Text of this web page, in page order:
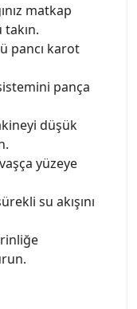
matkap
pancı karot
pança
düşük
yüzeye
su akışını